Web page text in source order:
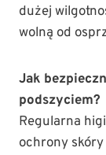
dużej
wolną od
Jak
podszyciem?
Regularna
ochrony